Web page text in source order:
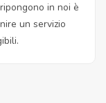
in noi è
un servizio